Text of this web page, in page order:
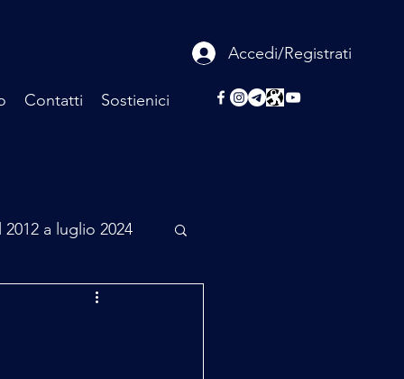
Accedi/Registrati
Contatti Sostienici
a luglio 2024